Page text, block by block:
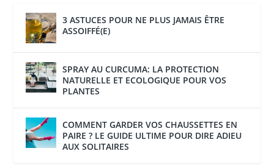
3 ASTUCES POUR NE PLUS JAMAIS ÊTRE
ASSOIFFÉ(E)
SPRAY AU CURCUMA: LA PROTECTION
NATURELLE ET ECOLOGIQUE POUR VOS
PLANTES
COMMENT GARDER VOS CHAUSSETTES EN
PAIRE ? LE GUIDE ULTIME POUR DIRE ADIEU
AUX SOLITAIRES